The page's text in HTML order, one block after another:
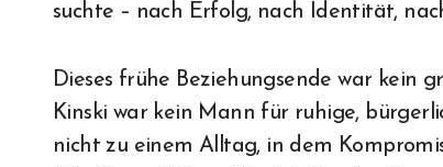
suchte – nach Erfolg, nach Identität,
Dieses frühe Beziehungsende war kein
Kinski war kein Mann für ruhige,
nicht zu einem Alltag, in dem